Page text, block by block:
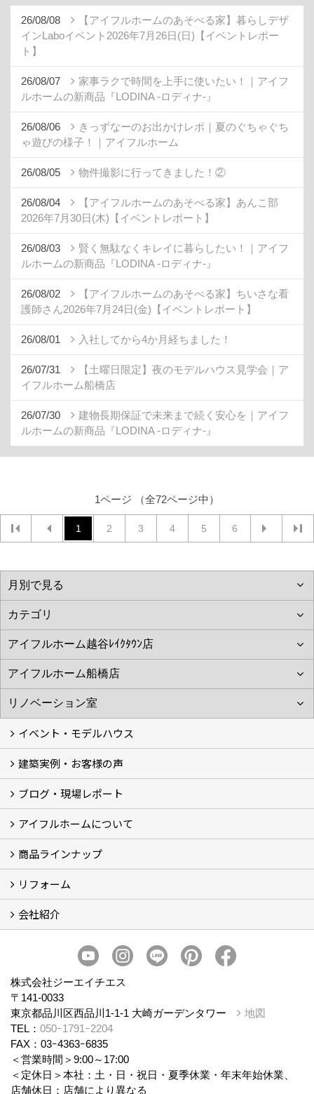
26/08/08
【アイフルホームのあそべる家】暮らしデザ
インLaboイベント2026年7月26日(日)【イベントレポー
ト】
26/08/07
家事ラクで時間を上手に使いたい！｜アイフ
ルホームの新商品『LODINA -ロディナ-』
26/08/06
きっずなーのお出かけレポ｜夏のぐちゃぐち
ゃ遊びの様子！｜アイフルホーム
26/08/05 物件撮影に行ってきました！②
26/08/04
【アイフルホームのあそべる家】あんこ部
2026年7月30日(木)【イベントレポート】
26/08/03
賢く無駄なくキレイに暮らしたい！｜アイフ
ルホームの新商品『LODINA -ロディナ-』
26/08/02
【アイフルホームのあそべる家】ちいさな看
護師さん2026年7月24日(金)【イベントレポート】
26/08/01 入社してから4か月経ちました！
26/07/31
【土曜日限定】夜のモデルハウス見学会｜ア
イフルホーム船橋店
26/07/30
建物長期保証で未来まで続く安心を｜アイフ
ルホームの新商品『LODINA -ロディナ-』
1ページ （全72ページ中）
1 2 3 4 5 6
イベント・モデルハウス
イベント
モデルハウス見学
建築実例・お客様の声
建築実例
お客様の声
ブログ・現場レポート
ブログ
現場レポート
アイフルホームについて
アイフルホームについて (5)
商品ラインナップ
商品ラインナップ
リフォーム
まるごと断熱リフォーム
イベント情報
施工事例
会社紹介
スタッフ紹介
個人情報保護方針
株式会社ジーエイチエス
〒141-0033
東京都品川区西品川1-1-1 大崎ガーデンタワー
地図
TEL： 050ｰ1791ｰ2204
FAX：03ｰ4363ｰ6835
＜営業時間＞9:00～17:00
＜定休日＞本社：土・日・祝日・夏季休業・年末年始休業、
店舗休日：店舗により異なる